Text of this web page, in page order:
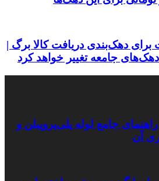
برای دهک‌بندی دریافت کالا برگ |
جامعه تغییر خواهد کرد
جامع لوله پلی‌پروپیلن و
آن